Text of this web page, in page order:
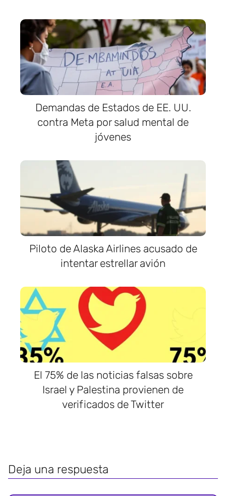
Demandas de Estados de EE. UU.
contra Meta por salud mental de
jóvenes
Piloto de Alaska Airlines acusado de
intentar estrellar avión
El 75% de las noticias falsas sobre
Israel y Palestina provienen de
verificados de Twitter
Deja una respuesta